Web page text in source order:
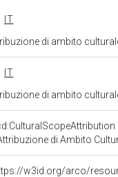
IT
di ambito
IT
di ambito
di Ambito
w3id.org/arco/